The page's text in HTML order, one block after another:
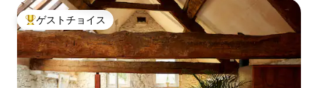
大好評のゲストチョイスです。
ゲストチョイス